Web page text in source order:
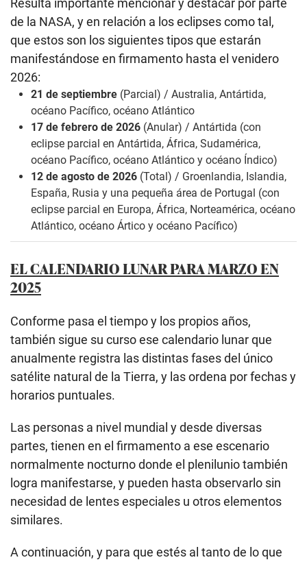
Resulta importante mencionar y destacar por parte
de la NASA, y en relación a los eclipses como tal,
que estos son los siguientes tipos que estarán
manifestándose en firmamento hasta el venidero
2026:
21 de septiembre (Parcial) / Australia, Antártida,
océano Pacífico, océano Atlántico
17 de febrero de 2026 (Anular) / Antártida (con
eclipse parcial en Antártida, África, Sudamérica,
océano Pacífico, océano Atlántico y océano Índico)
12 de agosto de 2026 (Total) / Groenlandia, Islandia,
España, Rusia y una pequeña área de Portugal (con
eclipse parcial en Europa, África, Norteamérica, océano
Atlántico, océano Ártico y océano Pacífico)
EL CALENDARIO LUNAR PARA MARZO EN
2025
Conforme pasa el tiempo y los propios años,
también sigue su curso ese calendario lunar que
anualmente registra las distintas fases del único
satélite natural de la Tierra, y las ordena por fechas y
horarios puntuales.
Las personas a nivel mundial y desde diversas
partes, tienen en el firmamento a ese escenario
normalmente nocturno donde el plenilunio también
logra manifestarse, y pueden hasta observarlo sin
necesidad de lentes especiales u otros elementos
similares.
A continuación, y para que estés al tanto de lo que